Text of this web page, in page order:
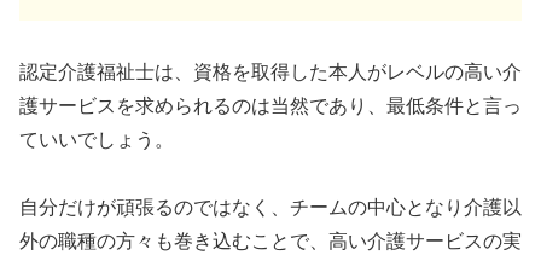
認定介護福祉士は、資格を取得した本人がレベルの高い介
護サービスを求められるのは当然であり、最低条件と言っ
ていいでしょう。
自分だけが頑張るのではなく、チームの中心となり介護以
外の職種の方々も巻き込むことで、高い介護サービスの実